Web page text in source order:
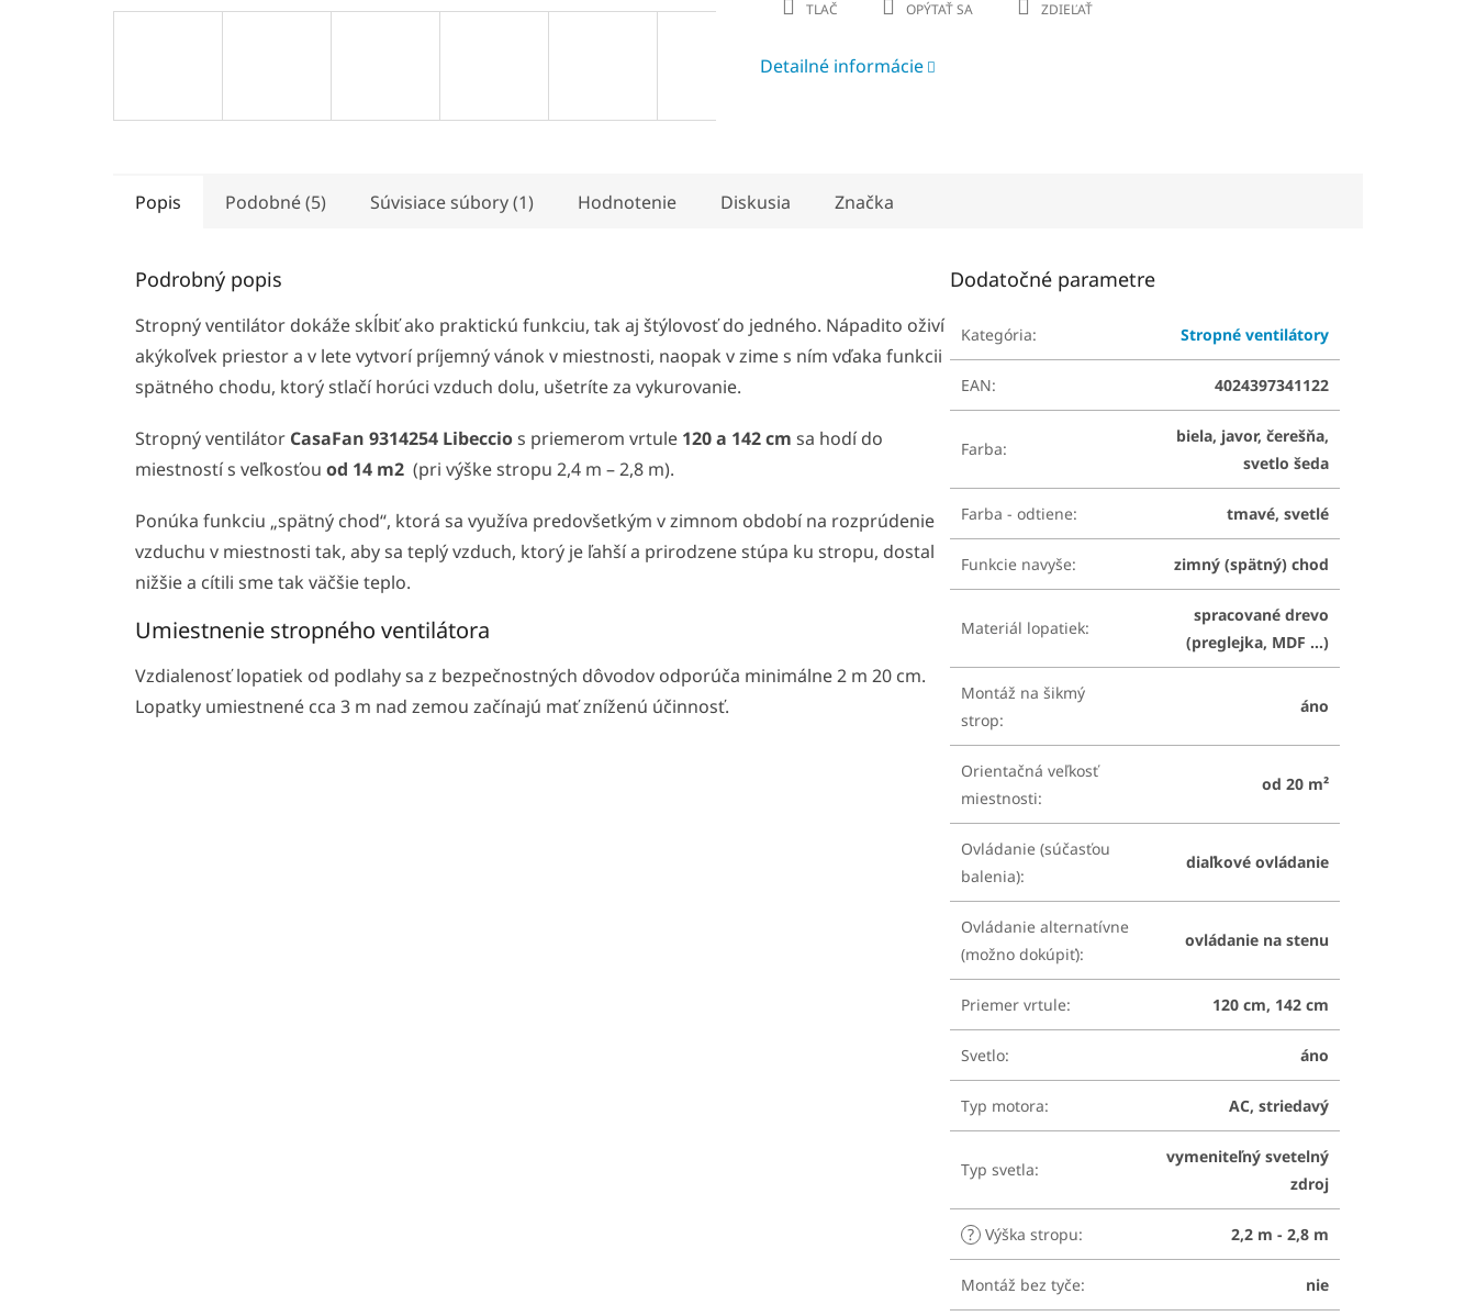
A
R
O
Detailné informácie
TLAČ OPÝTAŤ SA ZDIEĽAŤ
Popis Podobné (5) Súvisiace súbory (1) Hodnotenie Diskusia Značka
Podrobný popis
Stropný ventilátor dokáže skĺbiť ako praktickú funkciu, tak aj štýlovosť do jedného. Nápadito oživí
akýkoľvek priestor a v lete vytvorí príjemný vánok v miestnosti, naopak v zime s ním vďaka funkcii
spätného chodu, ktorý stlačí horúci vzduch dolu, ušetríte za vykurovanie.
Stropný ventilátor CasaFan 9314254 Libeccios priemerom vrtule 120 a 142 cm sa hodí do
miestností s veľkosťou od 14 m2 (pri výške stropu 2,4 m – 2,8 m).
Ponúka funkciu „spätný chod“, ktorá sa využíva predovšetkým v zimnom období na rozprúdenie
vzduchu v miestnosti tak, aby sa teplý vzduch, ktorý je ľahší a prirodzene stúpa ku stropu, dostal
nižšie a cítili sme tak väčšie teplo.
Umiestnenie stropného ventilátora
Vzdialenosť lopatiek od podlahy sa z bezpečnostných dôvodov odporúča minimálne 2 m 20 cm.
Lopatky umiestnené cca 3 m nad zemou začínajú mať zníženú účinnosť.
Dodatočné parametre
Kategória: Stropné ventilátory
EAN: 4024397341122
Farba:
biela, javor, čerešňa,
svetlo šeda
Farba - odtiene: tmavé, svetlé
Funkcie navyše: zimný (spätný) chod
Materiál lopatiek:
spracované drevo
(preglejka, MDF ...)
Montáž na šikmý
strop:
áno
Orientačná veľkosť
miestnosti:
od 20 m²
Ovládanie (súčasťou
balenia):
diaľkové ovládanie
Ovládanie alternatívne
(možno dokúpiť):
ovládanie na stenu
Priemer vrtule: 120 cm, 142 cm
Svetlo: áno
Typ motora: AC, striedavý
Typ svetla:
vymeniteľný svetelný
zdroj
? Výška stropu: 2,2 m - 2,8 m
Montáž bez tyče: nie